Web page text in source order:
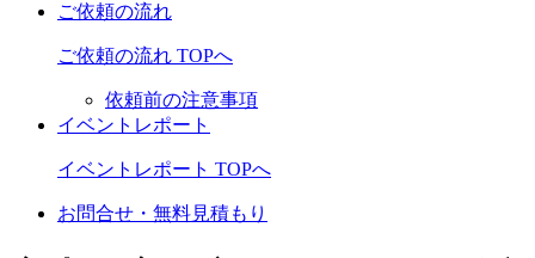
ご依頼の流れ
ご依頼の流れ TOPへ
依頼前の注意事項
イベントレポート
イベントレポート TOPへ
お問合せ・無料見積もり